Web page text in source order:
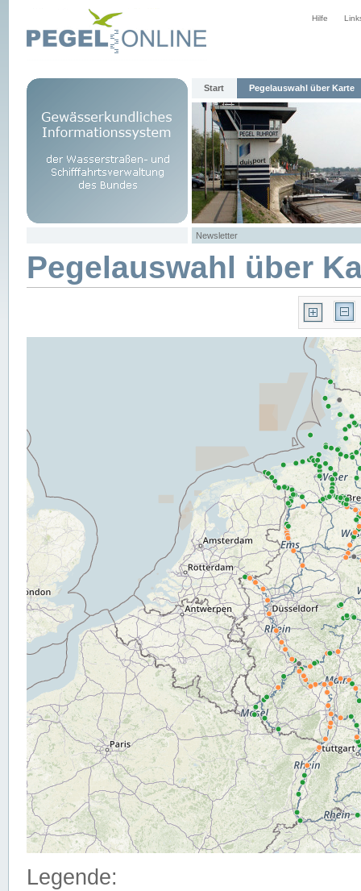
Hilfe
Start Pegelauswahl über Karte
Newsletter
Pegelauswahl über
Legende: